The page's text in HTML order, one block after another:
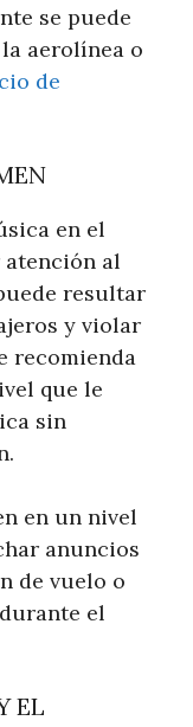
se puede
aerolínea o
de
en el
al
resultar
y violar
recomienda
que le
sin
en un nivel
anuncios
de vuelo o
el
EL